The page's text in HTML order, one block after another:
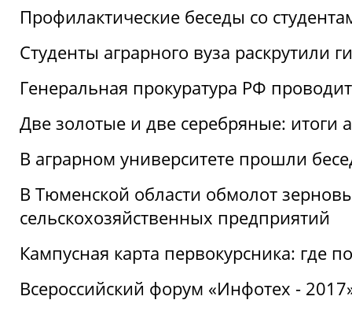
Профилактические беседы со
Студенты аграрного вуза раскрутили
Генеральная прокуратура РФ
Две золотые и две серебряные:
В аграрном университете прошли
В Тюменской области обмолот
сельскохозяйственных предприятий
Кампусная карта первокурсника: где
Всероссийский форум «Инфотех -